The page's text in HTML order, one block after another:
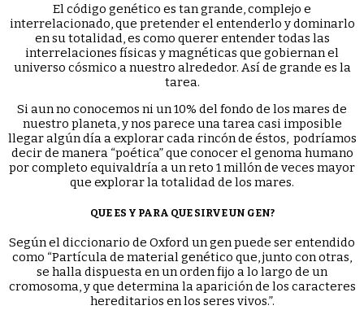
El código genético es tan grande, complejo e
interrelacionado, que pretender el entenderlo y dominarlo
en su totalidad, es como querer entender todas las
interrelaciones físicas y magnéticas que gobiernan el
universo cósmico a nuestro alrededor. Así de grande es la
tarea.
Si aun no conocemos ni un 10% del fondo de los mares de
nuestro planeta, y nos parece una tarea casi imposible
llegar algún día a explorar cada rincón de éstos, podríamos
decir de manera “poética” que conocer el genoma humano
por completo equivaldría a un reto 1 millón de veces mayor
que explorar la totalidad de los mares.
QUE ES Y PARA QUE SIRVE UN GEN?
Según el diccionario de Oxford un gen puede ser entendido
como “Partícula de material genético que, junto con otras,
se halla dispuesta en un orden fijo a lo largo de un
cromosoma, y que determina la aparición de los caracteres
hereditarios en los seres vivos.”.